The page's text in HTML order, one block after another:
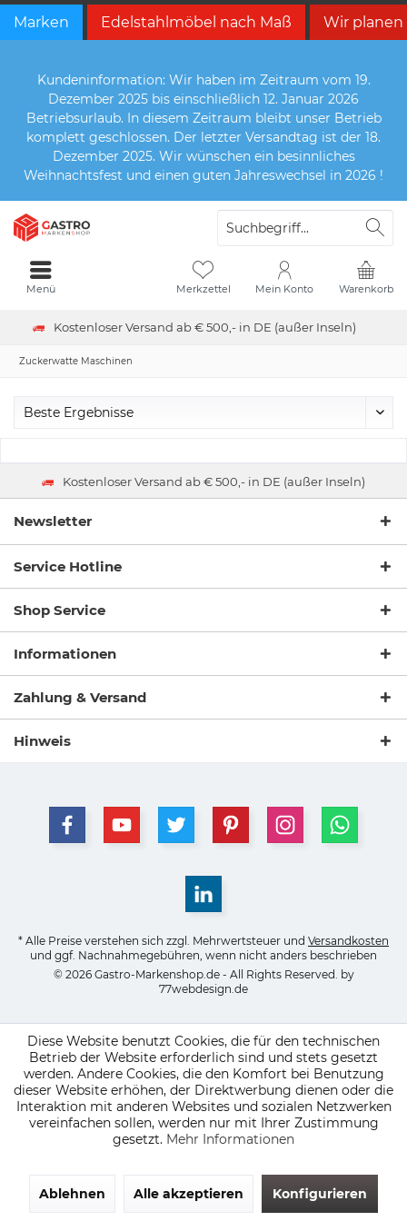
Marken Edelstahlmöbel nach Maß Wir planen
Kundeninformation: Wir haben im Zeitraum vom 19.
Dezember 2025 bis einschließlich 12. Januar 2026
Betriebsurlaub. In diesem Zeitraum bleibt unser Betrieb
komplett geschlossen. Der letzter Versandtag ist der 18.
Dezember 2025. Wir wünschen ein besinnliches
Weihnachtsfest und einen guten Jahreswechsel in 2026 !
Kostenloser Versand ab € 500,- in DE (außer Inseln)
Warenkorb
Merkzettel Mein Konto
Menü
Zuckerwatte Maschinen
Kostenloser Versand ab € 500,- in DE (außer Inseln)
Newsletter
Service Hotline
Shop Service
Informationen
Zahlung & Versand
Hinweis
* Alle Preise verstehen sich zzgl. Mehrwertsteuer und Versandkosten
und ggf. Nachnahmegebühren, wenn nicht anders beschrieben
© 2026 Gastro-Markenshop.de - All Rights Reserved. by
77webdesign.de
Diese Website benutzt Cookies, die für den technischen
Betrieb der Website erforderlich sind und stets gesetzt
werden. Andere Cookies, die den Komfort bei Benutzung
dieser Website erhöhen, der Direktwerbung dienen oder die
Interaktion mit anderen Websites und sozialen Netzwerken
vereinfachen sollen, werden nur mit Ihrer Zustimmung
gesetzt. Mehr Informationen
Ablehnen Alle akzeptieren Konfigurieren